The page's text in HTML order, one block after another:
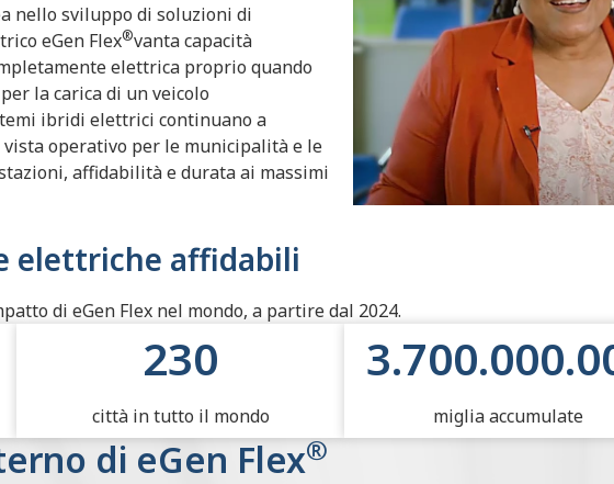
nello sviluppo di soluzioni di
eGen Flex®vanta capacità
elettrica proprio quando
la carica di un veicolo
ibridi elettrici continuano a
operativo per le municipalità e le
affidabilità e durata ai massimi
elettriche affidabili
di eGen Flex nel mondo, a partire dal 2024.
ibridi elettrici Allison
230
città in tutto il mondo miglia accumulate
di eGen Flex®